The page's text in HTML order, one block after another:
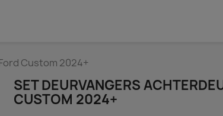
Custom 2024+
SET DEURVANGERS
CUSTOM 2024+